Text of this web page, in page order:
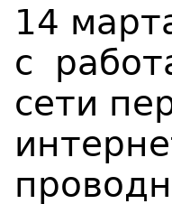
14
c
сети